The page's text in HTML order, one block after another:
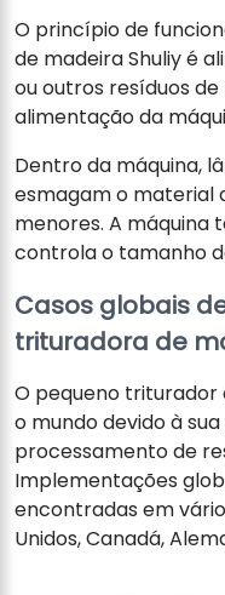
O princípio de
de madeira Shuliy é
ou outros resíduos
alimentação da
Dentro da máquina,
esmagam o material
menores. A máquina
controla o tamanho
Casos globais
trituradora de
O pequeno
o mundo devido à
processamento de
Implementações
encontradas em
Unidos, Canadá,